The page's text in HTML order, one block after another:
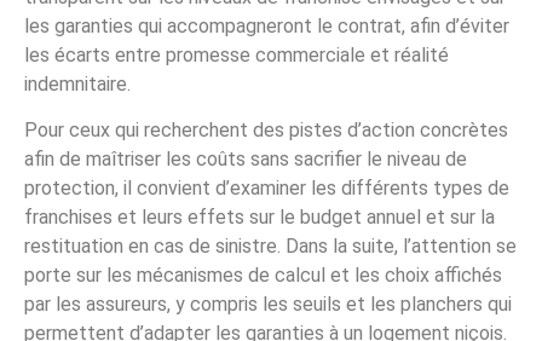
les garanties qui accompagneront le contrat, afin d’éviter
les écarts entre promesse commerciale et réalité
indemnitaire.
Pour ceux qui recherchent des pistes d’action concrètes
afin de maîtriser les coûts sans sacrifier le niveau de
protection, il convient d’examiner les différents types de
franchises et leurs effets sur le budget annuel et sur la
restituation en cas de sinistre. Dans la suite, l’attention se
porte sur les mécanismes de calcul et les choix affichés
par les assureurs, y compris les seuils et les planchers qui
permettent d’adapter les garanties à un logement niçois.